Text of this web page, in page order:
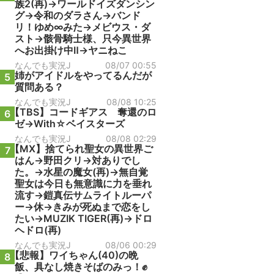
族2(再)→ワールドイズダンシン
グ→令和のダラさん→バンド
リ！ゆめ∞みた→メビウス・ダ
スト→骸骨騎士様、只今異世界
へお出掛け中Ⅱ→ヤニねこ
なんでも実況J 08/07 00:55
5 姉がアイドルをやってるんだが
質問ある？
なんでも実況J 08/08 10:25
6【TBS】コードギアス 奪還のロ
ゼ→With☆ベイスターズ
なんでも実況J 08/08 02:29
7【MX】捨てられ聖女の異世界ご
はん→野田クリ→対ありでし
た。→水星の魔女(再)→無自覚
聖女は今日も無意識に力を垂れ
流す→鎧真伝サムライトルーパ
ー→休→きみが死ぬまで恋をし
たい→MUZIK TIGER(再)→ドロ
ヘドロ(再)
なんでも実況J 08/06 00:29
8【悲報】ワイちゃん(40)の晩
飯、具なし焼きそばのみっ！✊